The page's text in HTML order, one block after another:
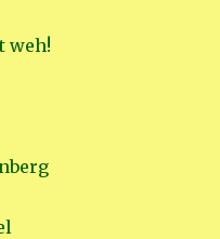
weh!